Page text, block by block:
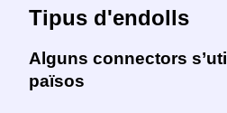
Tipus d'endolls
Alguns connectors
països